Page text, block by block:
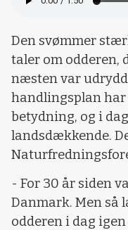
Den svømmer
taler om odderen,
næsten var
handlingsplan
betydning, og i
landsdækkende.
- For 30 år siden
Danmark. Men så
odderen i dag